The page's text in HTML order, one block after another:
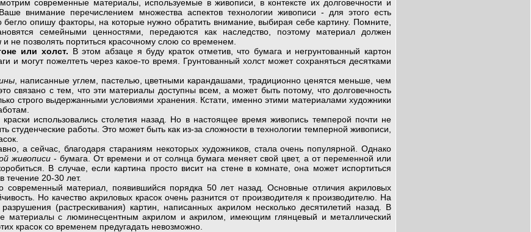
современные материалы, используемые в живописи, в контексте их долговечности и
внимание перечислением множества аспектов технологии живописи - для этого есть
бегло опишу факторы, на которые нужно обратить внимание, выбирая себе картину. Помните,
семейными ценностями, передаются как наследство, поэтому материал должен
и не позволять портиться красочному слою со временем.
или холст. В этом абзаце я буду краток отметив, что бумага и негрунтованный картон
и могут пожелтеть через какое-то время. Грунтованный холст может сохраняться десятками
, написанные углем, пастелью, цветными карандашами, традиционно ценятся меньше, чем
связано с тем, что эти материалы доступны всем, а может быть потому, что долговечность
строго выдержанными условиями хранения. Кстати, именно этими материалами художники
использовались столетия назад. Но в настоящее время живопись темперой почти не
студенческие работы. Это может быть как из-за сложности в технологии темперной живописи,
а сейчас, благодаря стараниям некоторых художников, стала очень популярной. Однако
живописи- бумага. От времени и от солнца бумага меняет свой цвет, а от переменной или
В случае, если картина просто висит на стене в комнате, она может испортиться
в течение 20-30 лет.
современный материал, появившийся порядка 50 лет назад. Основные отличия акриловых
Но качество акриловых красок очень разнится от производителя к производителю. На
(растрескивания) картин, написанных акрилом несколько десятилетий назад. В
материалы с люминесцентным акрилом и акрилом, имеющим глянцевый и металлический
красок со временем предугадать невозможно.